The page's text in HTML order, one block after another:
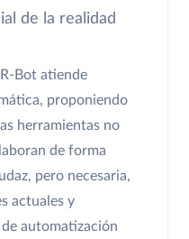
de la realidad
Bot atiende
proponiendo
herramientas no
de forma
pero necesaria,
actuales y
automatización